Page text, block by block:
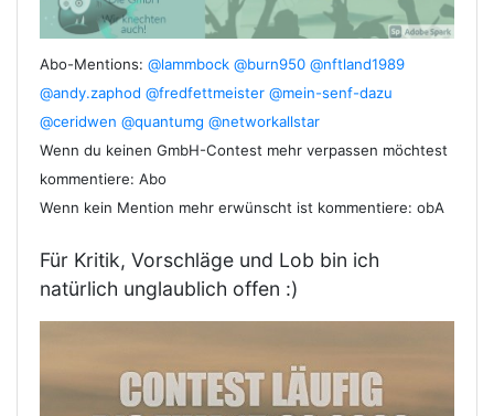
Abo-Mentions: @lammbock @burn950 @nftland1989
@andy.zaphod @fredfettmeister @mein-senf-dazu
@ceridwen @quantumg @networkallstar
Wenn du keinen GmbH-Contest mehr verpassen möchtest
kommentiere: Abo
Wenn kein Mention mehr erwünscht ist kommentiere: obA
Für Kritik, Vorschläge und Lob bin ich
natürlich unglaublich offen :)